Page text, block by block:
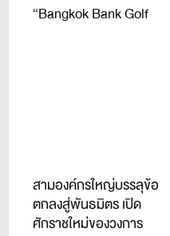
“Bangkok Bank Golf
สามองค์กรใหญ่บรรลุข้อ
ตกลงสู่พันธมิตร เปิด
ศักราชใหม่ของวงการ